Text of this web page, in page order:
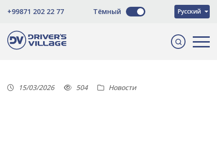
+99871 202 22 77 Тёмный Русский
O'zbekcha
15/03/2026 504 Новости